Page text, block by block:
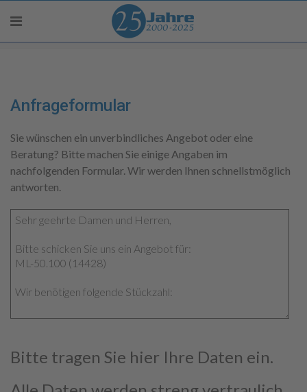
Anfrageformular
Sie wünschen ein unverbindliches Angebot oder eine
Beratung? Bitte machen Sie einige Angaben im
nachfolgenden Formular. Wir werden Ihnen schnellstmöglich
antworten.
Bitte tragen Sie hier Ihre Daten ein.